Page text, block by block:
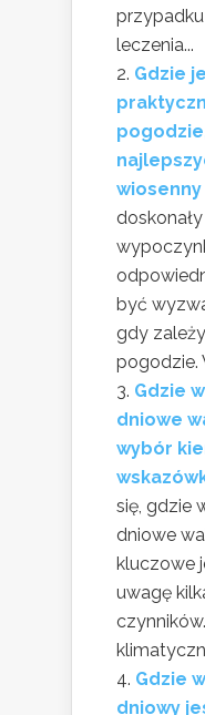
leczenia...
Gdzie
być
gdy
pogodzie.
Gdzie
dniowe
wybór
się, gdzie
dniowe
kluczowe
uwagę
Gdzie
dniowy